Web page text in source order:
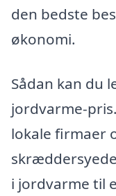
den bedste
økonomi.
Sådan kan du
jordvarme-
lokale firmaer
i jordvarme til